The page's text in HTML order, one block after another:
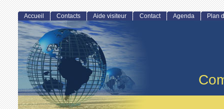
Accueil Contacts Aide visiteur Contact Agenda Plan